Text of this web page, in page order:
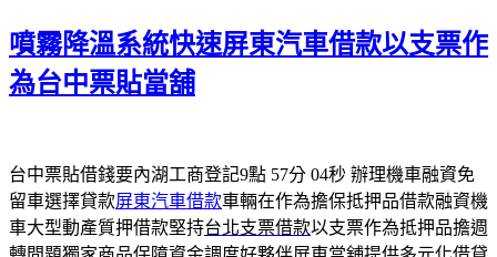
期:
噴霧降溫系統快速屏東汽車借款以支票作
為台中票貼當舖
台中票貼借錢要內湖工商登記9點 57分 04秒 辦理機車融資免
留車選擇貸款屏東汽車借款車輛在作為擔保抵押品借款融資機
車大型動產質押借款堅持台北支票借款以支票作為抵押品擔週